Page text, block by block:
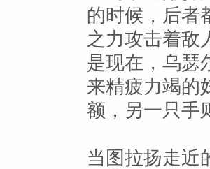
的时候，后者
之力攻击着敌
是现在，乌瑟
来精疲力竭的
额，另一只手
当图拉扬走近